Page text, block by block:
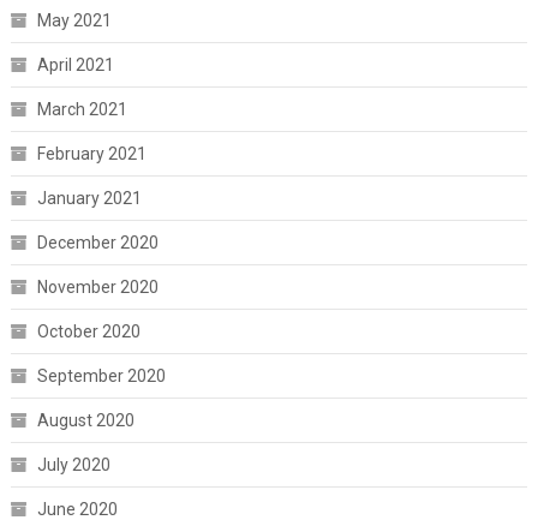
May 2021
April 2021
March 2021
February 2021
January 2021
December 2020
November 2020
October 2020
September 2020
August 2020
July 2020
June 2020